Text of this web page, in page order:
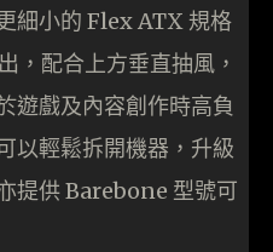
細小的 Flex ATX 規格
配合上方垂直抽風，
遊戲及內容創作時高負
以輕鬆拆開機器，升級
提供 Barebone 型號可